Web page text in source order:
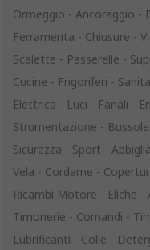
Ormeggio - Ancoraggio -
Ferramenta - Chiusure -
Scalette - Passerelle -
Cucine - Frigoriferi -
Elettrica - Luci - Fanali -
Strumentazione -
Sicurezza - Sport -
Vela - Cordame -
Ricambi Motore - Eliche
Timonerie - Comandi -
Lubrificanti - Colle -